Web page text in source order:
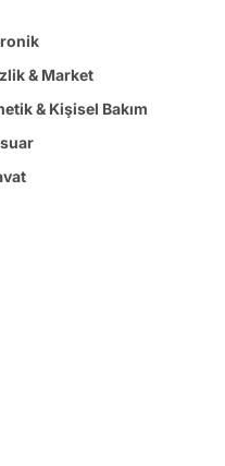
& Market
& Kişisel Bakım